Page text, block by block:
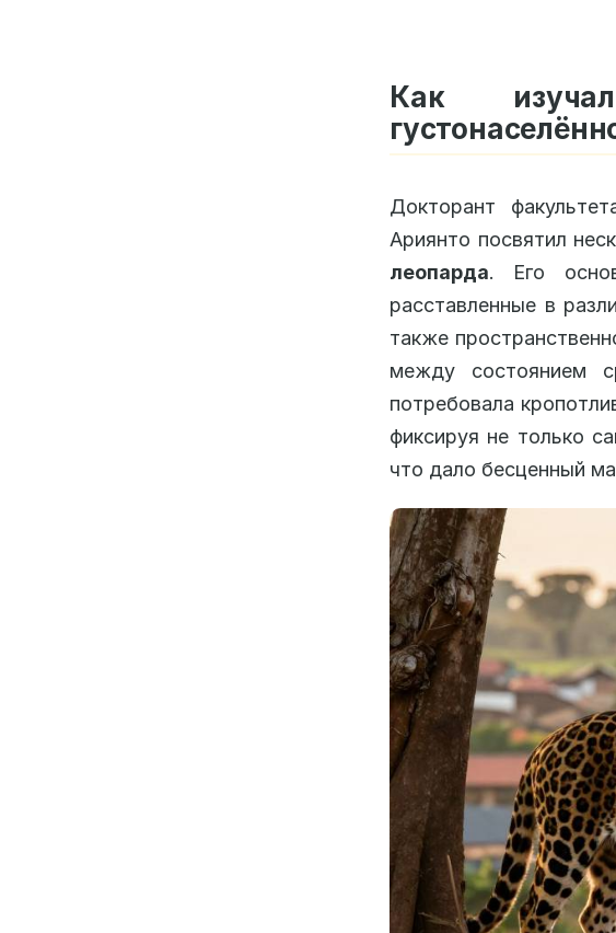
Как
Докторант
Ариянто посвятил
леопарда. Его
расставленные в
также
между состоянием
потребовала
фиксируя не только
что дало бесценный